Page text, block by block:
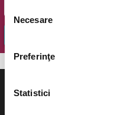
consimțământului
Necesare
Preferinţe
Statistici